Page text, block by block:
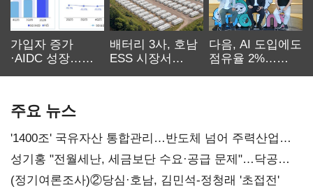
가입자 증가
·AIDC 성장…
배터리 3사, 호남
ESS 시장서
다음, AI 도입에도
점유율 2%…
주요 뉴스
'1400조' 국유자산 통합관리…반도체 넘어 주력산업
구조혁신
성기홍 "전월세난, 세금보단 수요·공급 문제"…닥공
시사
(정기여론조사)②당심·호남, 김민석-정청래 '초접전'